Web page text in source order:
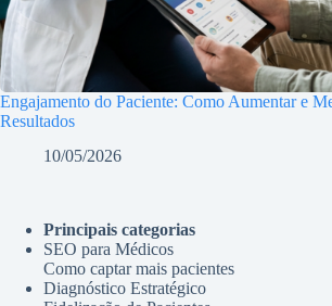
Engajamento do Paciente: Como Aumentar e
Resultados
10/05/2026
Principais categorias
SEO para Médicos
Como captar mais pacientes
Diagnóstico Estratégico